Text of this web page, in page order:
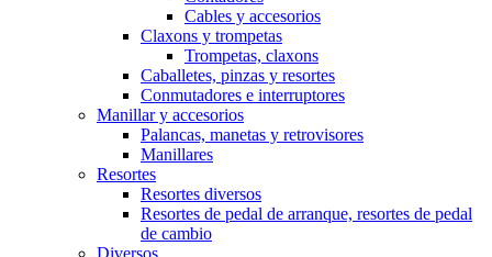
Cables y accesorios
Claxons y trompetas
Trompetas, claxons
Caballetes, pinzas y resortes
Conmutadores e interruptores
Manillar y accesorios
Palancas, manetas y retrovisores
Manillares
Resortes
Resortes diversos
Resortes de pedal de arranque, resortes de pedal
de cambio